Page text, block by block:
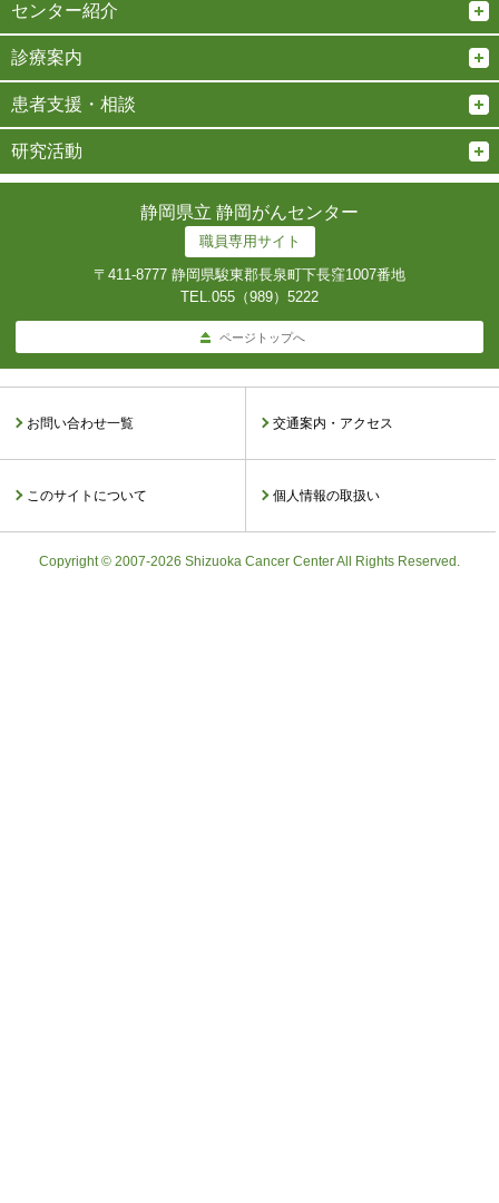
センター紹介
診療案内
患者支援・相談
研究活動
静岡県立 静岡がんセンター
職員専用サイト
〒411-8777 静岡県駿東郡長泉町下長窪1007番地
TEL.055（989）5222
ページトップへ
お問い合わせ一覧 交通案内・アクセス
このサイトについて 個人情報の取扱い
Copyright © 2007-2026 Shizuoka Cancer Center All Rights Reserved.